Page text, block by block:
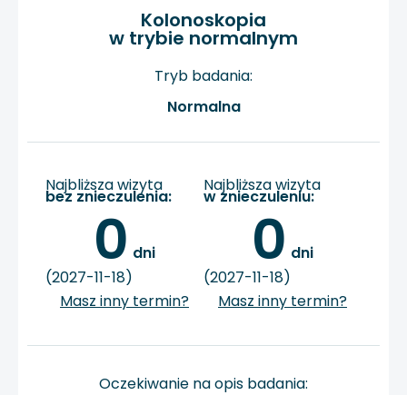
Kolonoskopia
w trybie normalnym
Tryb badania:
Normalna
Najbliższa wizyta
bez znieczulenia:
0 dni
(2027-11-18)
Masz inny termin?
Najbliższa wizyta
w znieczuleniu:
0 dni
(2027-11-18)
Masz inny termin?
Oczekiwanie na opis badania: